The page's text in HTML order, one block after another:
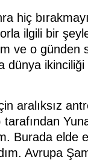
hiç
ilgili bir
ve o günden
dünya
aralıksız
Burada elde
Avrupa